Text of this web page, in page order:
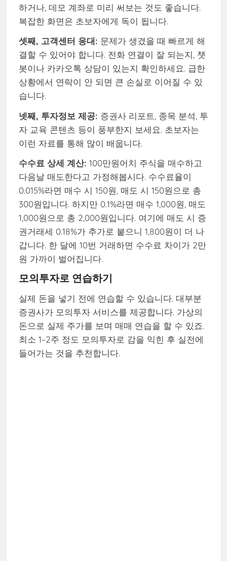
하거나, 데모 계좌로 미리 써보는 것도 좋습니다.
복잡한 화면은 초보자에게 독이 됩니다.
셋째, 고객센터 응대: 문제가 생겼을 때 빠르게 해
결할 수 있어야 합니다. 전화 연결이 잘 되는지, 챗
봇이나 카카오톡 상담이 있는지 확인하세요. 급한
상황에서 연락이 안 되면 큰 손실로 이어질 수 있
습니다.
넷째, 투자정보 제공: 증권사 리포트, 종목 분석, 투
자 교육 콘텐츠 등이 풍부한지 보세요. 초보자는
이런 자료를 통해 많이 배웁니다.
수수료 상세 계산: 100만원어치 주식을 매수하고
다음날 매도한다고 가정해봅시다. 수수료율이
0.015%라면 매수 시 150원, 매도 시 150원으로 총
300원입니다. 하지만 0.1%라면 매수 1,000원, 매도
1,000원으로 총 2,000원입니다. 여기에 매도 시 증
권거래세 0.18%가 추가로 붙으니 1,800원이 더 나
갑니다. 한 달에 10번 거래하면 수수료 차이가 2만
원 가까이 벌어집니다.
모의투자로 연습하기
실제 돈을 넣기 전에 연습할 수 있습니다. 대부분
증권사가 모의투자 서비스를 제공합니다. 가상의
돈으로 실제 주가를 보며 매매 연습을 할 수 있죠.
최소 1~2주 정도 모의투자로 감을 익힌 후 실전에
들어가는 것을 추천합니다.